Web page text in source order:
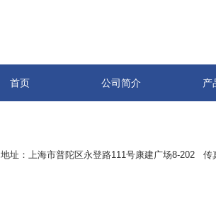
首页 公司简介 产
地址：上海市普陀区永登路111号康建广场8-202